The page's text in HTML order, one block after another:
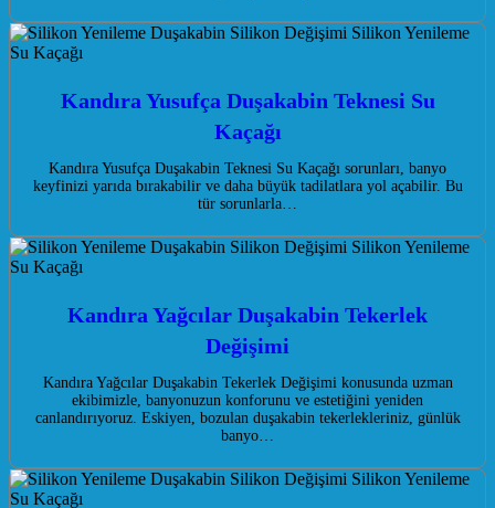
Kandıra Yusufça Duşakabin Teknesi Su
Kaçağı
Kandıra Yusufça Duşakabin Teknesi Su Kaçağı sorunları, banyo
keyfinizi yarıda bırakabilir ve daha büyük tadilatlara yol açabilir. Bu
tür sorunlarla…
Kandıra Yağcılar Duşakabin Tekerlek
Değişimi
Kandıra Yağcılar Duşakabin Tekerlek Değişimi konusunda uzman
ekibimizle, banyonuzun konforunu ve estetiğini yeniden
canlandırıyoruz. Eskiyen, bozulan duşakabin tekerlekleriniz, günlük
banyo…